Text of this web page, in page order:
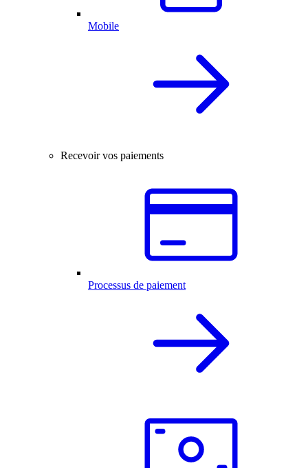
Mobile
Recevoir vos paiements
Processus de paiement